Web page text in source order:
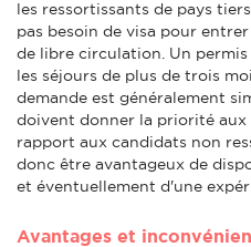
les ressortissants de pays
pas besoin de visa pour
de libre circulation. Un
les séjours de plus de trois
demande est généralement
doivent donner la priorité aux
rapport aux candidats non
donc être avantageux de
et éventuellement d'une
Avantages et